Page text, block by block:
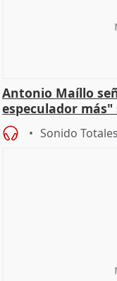
Antonio Maíllo
especulador más"
Becerril
Sonido Totales